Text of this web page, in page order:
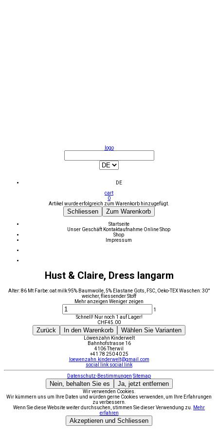
logo
DE
cart
0
Artikel wurde erfolgreich zum Warenkorb hinzugefügt.
Schliessen Zum Warenkorb
Startseite
Unser Geschäft Kontaktaufnahme Online Shop
Shop
Impressum
Hust & Claire, Dress langarm
Alter: 86 Mt Farbe: oat milk 95% Baumwolle, 5% Elastane Gots, FSC, Oeko-TEX Waschen: 30°
weicher, fliessender Stoff
Mehr anzeigen Weniger zeigen
1
Schnell! Nur noch 1 auf Lager!
CHF45.00
Zurück In den Warenkorb Wählen Sie Varianten
Löwenzahn Kinderwelt
Bahnhofstrasse 16
4106 Therwil
+41 78 250 40 25
loewenzahn.kinderwelt@gmail.com
social link social link
Datenschutz-Bestimmungen Sitemap
Nein, behalten Sie es Ja, jetzt entfernen
Wir verwenden Cookies.
Wir kümmern uns um Ihre Daten und würden gerne Cookies verwenden, um Ihre Erfahrungen
zu verbessern.
Wenn Sie diese Website weiter durchsuchen, stimmen Sie dieser Verwendung zu.
Mehr
erfahren
Akzeptieren und Schliessen